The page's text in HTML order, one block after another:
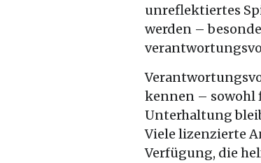
unreflektiertes
werden –
kennen – sowohl
Unterhaltung
Viele lizenzierte
Verfügung, die